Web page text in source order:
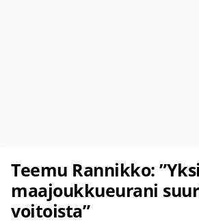
Teemu Rannikko: ”Yksi
maajoukkueurani
voitoista”